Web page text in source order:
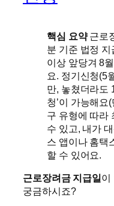
핵심 요약근로
분 기준 법정
이상 앞당겨 8
요. 정기신청(5
만, 놓쳤더라도
청’이 가능해요
구 유형에 따라
수 있고, 내가
스 앱이나 홈택
할 수 있어요.
근로장려금 지급일이
궁금하시죠?